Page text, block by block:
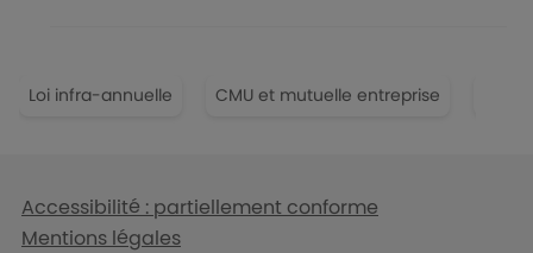
Loi infra-annuelle CMU et mutuelle entreprise
Liens en bas de page
Accessibilité : partiellement conforme
Mentions légales